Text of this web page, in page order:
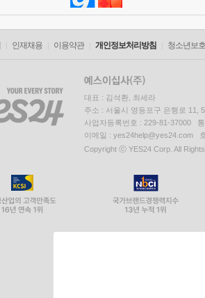
인재채용 이용약관 개인정보처리방침 청소년보
대표 : 김석환, 최세라
주소 : 서울시 영등포구 은행로 11,
사업자등록번호 : 229-81-37000
이메일 : yes24help@yes24.com
Copyright ⓒ YES24 Corp. All